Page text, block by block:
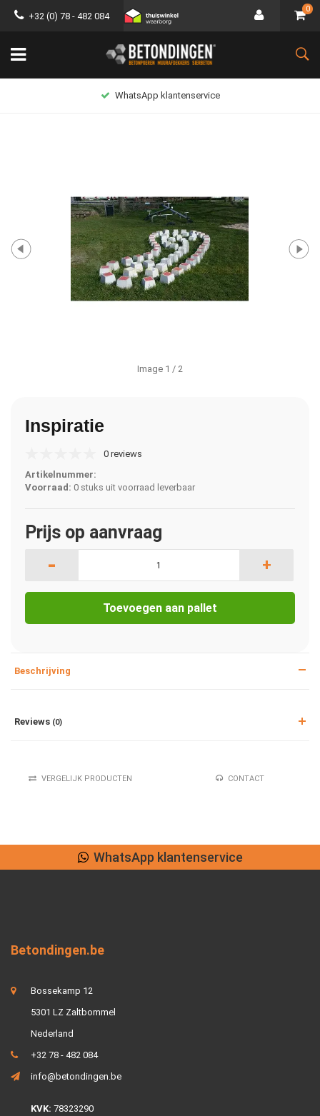
+32 (0) 78 - 482 084
0
WhatsApp klantenservice
Image 1 / 2
Inspiratie
0 reviews
Artikelnummer:
Voorraad: 0 stuks uit voorraad leverbaar
Prijs op aanvraag
- +
Toevoegen aan pallet
Beschrijving
Reviews (0)
VERGELIJK PRODUCTEN CONTACT
WhatsApp klantenservice
Betondingen.be
Bossekamp 12
5301 LZ Zaltbommel
Nederland
+32 78 - 482 084
info@betondingen.be
KVK: 78323290